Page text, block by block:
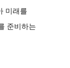
미래를
준비하는